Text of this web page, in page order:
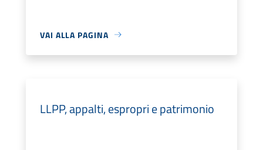
VAI ALLA PAGINA
LLPP, appalti, espropri e patrimonio